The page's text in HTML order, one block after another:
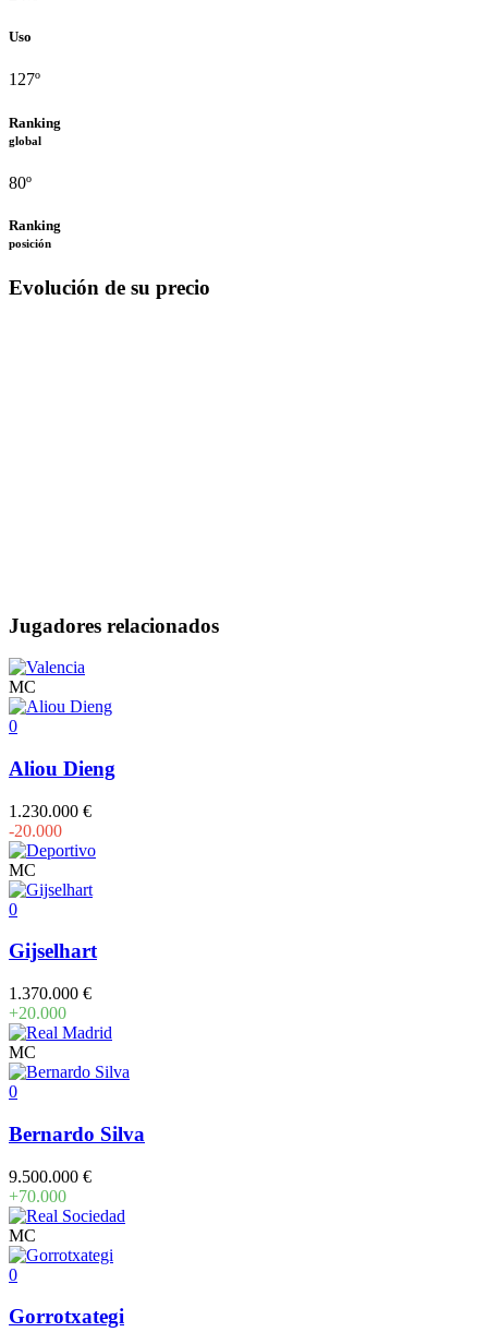
Uso
127º
Ranking
global
80º
Ranking
posición
Evolución de su precio
Jugadores relacionados
MC
0
Aliou Dieng
1.230.000 €
-20.000
MC
0
Gijselhart
1.370.000 €
+20.000
MC
0
Bernardo Silva
9.500.000 €
+70.000
MC
0
Gorrotxategi